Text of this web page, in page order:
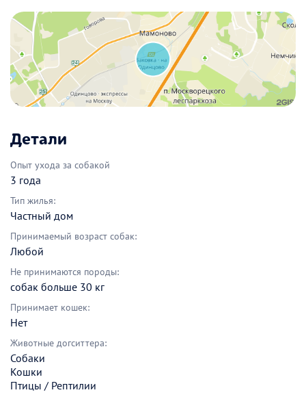
Детали
Опыт ухода за собакой
3 года
Тип жилья:
Частный дом
Принимаемый возраст собак:
Любой
Не принимаются породы:
собак больше 30 кг
Принимает кошек:
Нет
Животные догситтера:
Собаки
Кошки
Птицы / Рептилии